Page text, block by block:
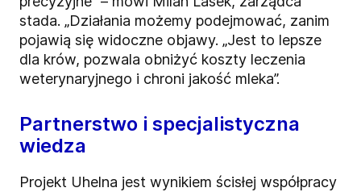
stada. „Działania możemy podejmować, zanim
pojawią się widoczne objawy. „Jest to lepsze
dla krów, pozwala obniżyć koszty leczenia
weterynaryjnego i chroni jakość mleka”.
Partnerstwo i specjalistyczna
wiedza
Projekt Uhelna jest wynikiem ścisłej współpracy